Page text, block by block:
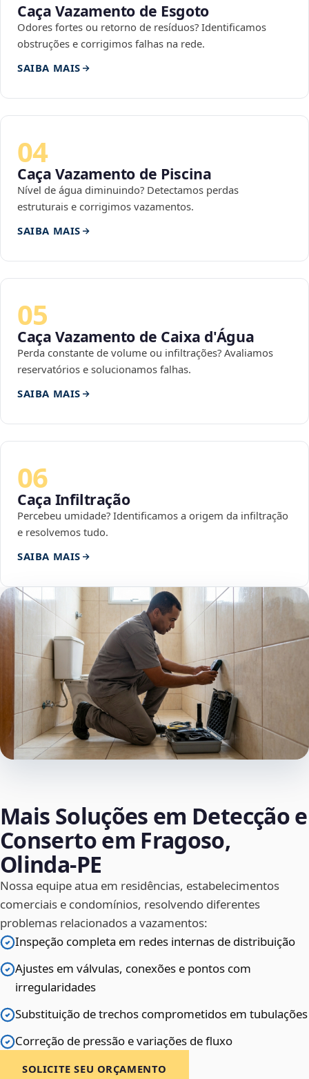
Caça Vazamento de Esgoto
Odores fortes ou retorno de resíduos? Identificamos
obstruções e corrigimos falhas na rede.
SAIBA MAIS
04
Caça Vazamento de Piscina
Nível de água diminuindo? Detectamos perdas
estruturais e corrigimos vazamentos.
SAIBA MAIS
05
Caça Vazamento de Caixa d'Água
Perda constante de volume ou infiltrações? Avaliamos
reservatórios e solucionamos falhas.
SAIBA MAIS
06
Caça Infiltração
Percebeu umidade? Identificamos a origem da infiltração
e resolvemos tudo.
SAIBA MAIS
Mais Soluções em Detecção e
Conserto em Fragoso,
Olinda‑PE
Nossa equipe atua em residências, estabelecimentos
comerciais e condomínios, resolvendo diferentes
problemas relacionados a vazamentos:
Inspeção completa em redes internas de distribuição
Ajustes em válvulas, conexões e pontos com
irregularidades
Substituição de trechos comprometidos em tubulações
Correção de pressão e variações de fluxo
SOLICITE SEU ORÇAMENTO